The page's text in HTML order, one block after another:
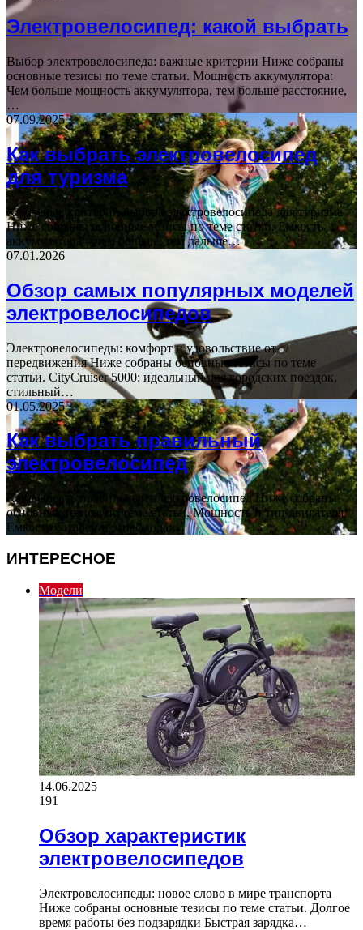
Электровелосипед: какой выбрать
Выбор электровелосипеда: важные критерии Ниже собраны
основные тезисы по теме статьи. Мощность аккумулятора:
Чем больше мощность аккумулятора, тем больше расстояние,
…
07.09.2025
Как выбрать электровелосипед
для туризма
Ключевые критерии выбора электровелосипеда для туризма
Ниже собраны основные тезисы по теме статьи. Емкость
аккумулятора – чем больше, тем дальше…
07.01.2026
Обзор самых популярных моделей
электровелосипедов
Электровелосипеды: комфорт и удовольствие от
передвижения Ниже собраны основные тезисы по теме
статьи. CityCruiser 5000: идеальный для городских поездок,
стильный…
01.05.2025
Как выбрать правильный
электровелосипед
Как выбрать правильный электровелосипед Ниже собраны
основные тезисы по теме статьи. Мощность и тип двигателя;
Емкость батареи и запас хода;…
ИНТЕРЕСНОЕ
Модели
14.06.2025
191
Обзор характеристик
электровелосипедов
Электровелосипеды: новое слово в мире транспорта
Ниже собраны основные тезисы по теме статьи. Долгое
время работы без подзарядки Быстрая зарядка…